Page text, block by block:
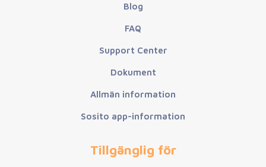
Blog
FAQ
Support Center
Dokument
Allmän information
Sosito app-information
Tillgänglig för